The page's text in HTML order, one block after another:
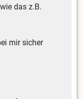
das z.B.
mir sicher